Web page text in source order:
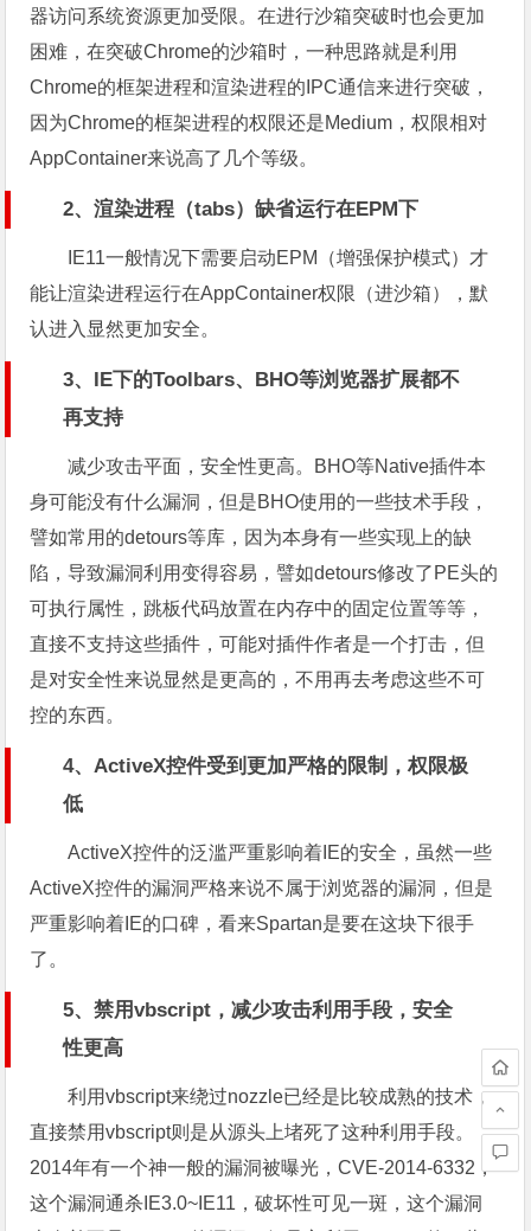
器访问系统资源更加受限。在进行沙箱突破时也会更加
困难，在突破Chrome的沙箱时，一种思路就是利用
Chrome的框架进程和渲染进程的IPC通信来进行突破，
因为Chrome的框架进程的权限还是Medium，权限相对
AppContainer来说高了几个等级。
2、渲染进程（tabs）缺省运行在EPM下
IE11一般情况下需要启动EPM（增强保护模式）才
能让渲染进程运行在AppContainer权限（进沙箱），默
认进入显然更加安全。
3、IE下的Toolbars、BHO等浏览器扩展都不
再支持
减少攻击平面，安全性更高。BHO等Native插件本
身可能没有什么漏洞，但是BHO使用的一些技术手段，
譬如常用的detours等库，因为本身有一些实现上的缺
陷，导致漏洞利用变得容易，譬如detours修改了PE头的
可执行属性，跳板代码放置在内存中的固定位置等等，
直接不支持这些插件，可能对插件作者是一个打击，但
是对安全性来说显然是更高的，不用再去考虑这些不可
控的东西。
4、ActiveX控件受到更加严格的限制，权限极
低
ActiveX控件的泛滥严重影响着IE的安全，虽然一些
ActiveX控件的漏洞严格来说不属于浏览器的漏洞，但是
严重影响着IE的口碑，看来Spartan是要在这块下很手
了。
5、禁用vbscript，减少攻击利用手段，安全
性更高
利用vbscript来绕过nozzle已经是比较成熟的技术，
直接禁用vbscript则是从源头上堵死了这种利用手段。
2014年有一个神一般的漏洞被曝光，CVE-2014-6332，
这个漏洞通杀IE3.0~IE11，破坏性可见一斑，这个漏洞